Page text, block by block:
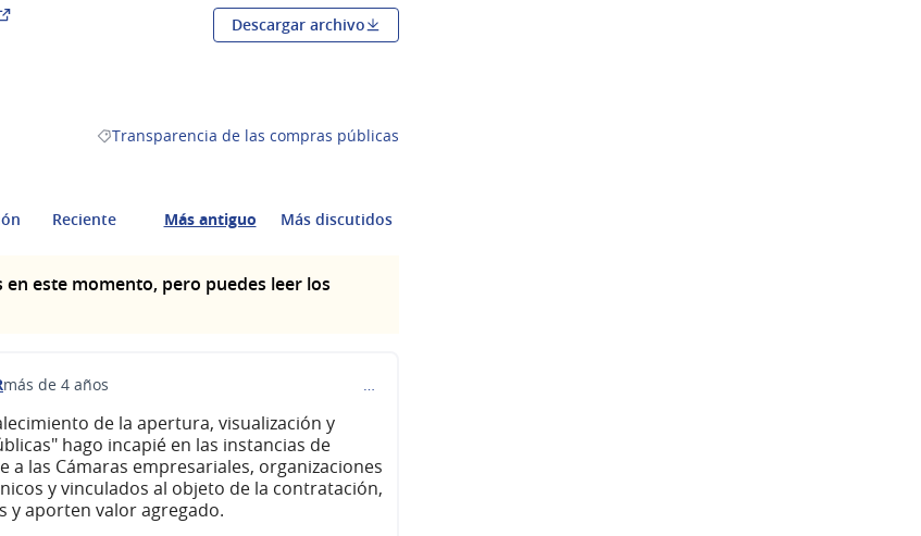
(Abrir en una pestaña nueva)Descargar archivo
Resultados al filtrar por la categoría: Transparencia de las compras públicas
Transparencia de las compras públicas
Reciente Más antiguo Más discutidos
este momento, pero puedes leer los
más de 4 años …
de la apertura, visualización y
hago incapié en las instancias de
las Cámaras empresariales, organizaciones
y vinculados al objeto de la contratación,
y aporten valor agregado.